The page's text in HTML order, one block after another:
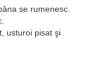
se rumenesc.
usturoi pisat şi